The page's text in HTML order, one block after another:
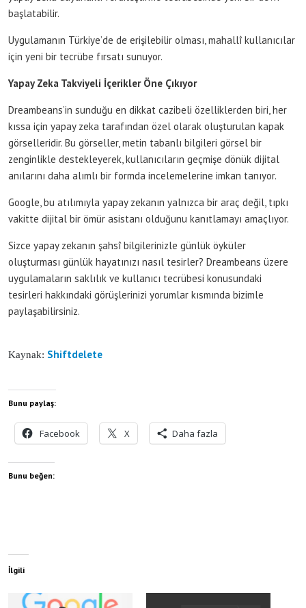
başlatabilir.
Uygulamanın Türkiye’de de erişilebilir olması, mahallî kullanıcılar
için yeni bir tecrübe fırsatı sunuyor.
Yapay Zeka Takviyeli İçerikler Öne Çıkıyor
Dreambeans’in sunduğu en dikkat cazibeli özelliklerden biri, her
kıssa için yapay zeka tarafından özel olarak oluşturulan kapak
görselleridir. Bu görseller, metin tabanlı bilgileri görsel bir
zenginlikle destekleyerek, kullanıcıların geçmişe dönük dijital
anılarını daha alımlı bir formda incelemelerine imkan tanıyor.
Google, bu atılımıyla yapay zekanın yalnızca bir araç değil, tıpkı
vakitte dijital bir ömür asistanı olduğunu kanıtlamayı amaçlıyor.
Sizce yapay zekanın şahsî bilgilerinizle günlük öyküler
oluşturması günlük hayatınızı nasıl tesirler? Dreambeans üzere
uygulamaların saklılık ve kullanıcı tecrübesi konusundaki
tesirleri hakkındaki görüşlerinizi yorumlar kısmında bizimle
paylaşabilirsiniz.
Kaynak: Shiftdelete
Bunu paylaş:
Facebook X Daha fazla
Bunu beğen:
İlgili